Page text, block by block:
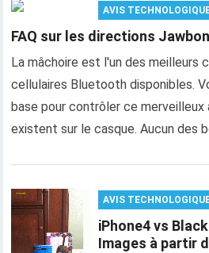
AVIS
FAQ sur les directions
La mâchoire est l'un des meilleurs
cellulaires Bluetooth disponibles.
base pour contrôler ce merveilleux
existent sur le casque. Aucun des
AVIS
iPhone4 vs
Images à partir